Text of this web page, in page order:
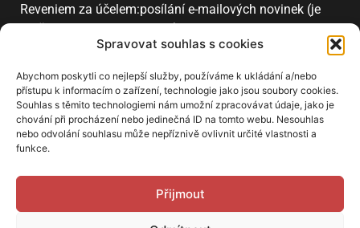
Spravovat souhlas s cookies
Abychom poskytli co nejlepší služby, používáme k ukládání a/nebo
přístupu k informacím o zařízení, technologie jako jsou soubory cookies.
Souhlas s těmito technologiemi nám umožní zpracovávat údaje, jako je
chování při procházení nebo jedinečná ID na tomto webu. Nesouhlas
nebo odvolání souhlasu může nepříznivě ovlivnit určité vlastnosti a
funkce.
Přijmout
Reveniem za účelem:posílání e-mailových novinek (je
možné se kdykoliv odhlásit).
PARTNEŘI